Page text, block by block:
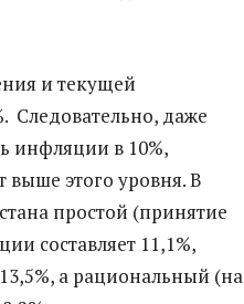
и текущей
Следовательно, даже
инфляции в 10%,
выше этого уровня. В
простой (принятие
составляет 11,1%,
а рациональный (на